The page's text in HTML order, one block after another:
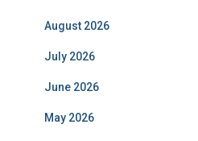
August 2026
July 2026
June 2026
May 2026